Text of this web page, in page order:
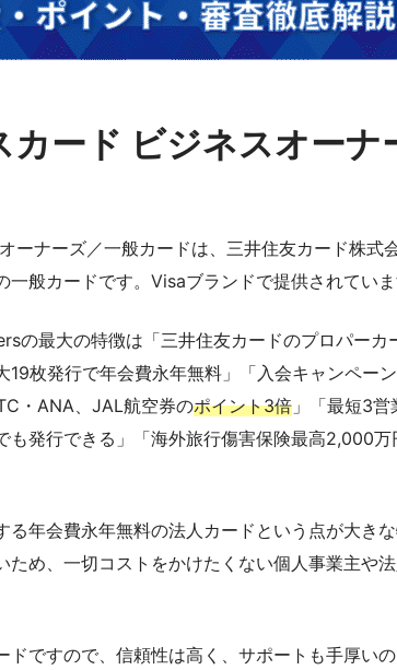
カード ビジネスオーナ
ーナーズ／一般カードは、三井住友カード株式
一般カードです。Visaブランドで提供されてい
の最大の特徴は「三井住友カードのプロパーカ
19枚発行で年会費永年無料」「入会キャンペー
・ANA、JAL航空券のポイント3倍 」「最短3
も発行できる」「海外旅行傷害保険最高2,000
る年会費永年無料の法人カードという点が大き
ため、一切コストをかけたくない個人事業主や
ドですので、信頼性は高く、サポートも手厚い